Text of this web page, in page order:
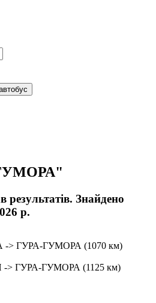
результатів. Знайдено
р.
ГУРА-ГУМОРА (1070 км)
ГУРА-ГУМОРА (1125 км)